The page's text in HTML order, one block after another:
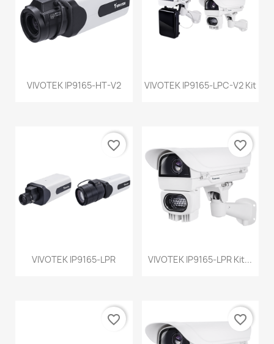
VIVOTEK IP9165-HT-V2 VIVOTEK IP9165-LPC-V2 Kit
VIVOTEK IP9165-LPR
favorite_border
VIVOTEK IP9165-LPR Kit...
favorite_border
favorite_border favorite_border